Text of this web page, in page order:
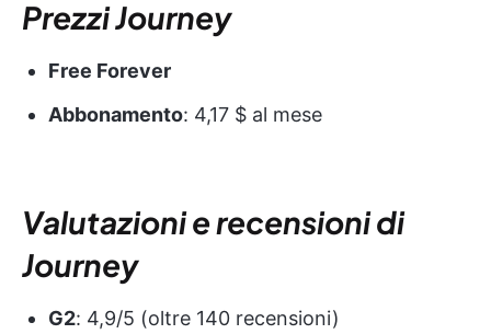
Prezzi Journey
Free Forever
Abbonamento: 4,17 $ al mese
Valutazioni e recensioni di
Journey
G2: 4,9/5 (oltre 140 recensioni)